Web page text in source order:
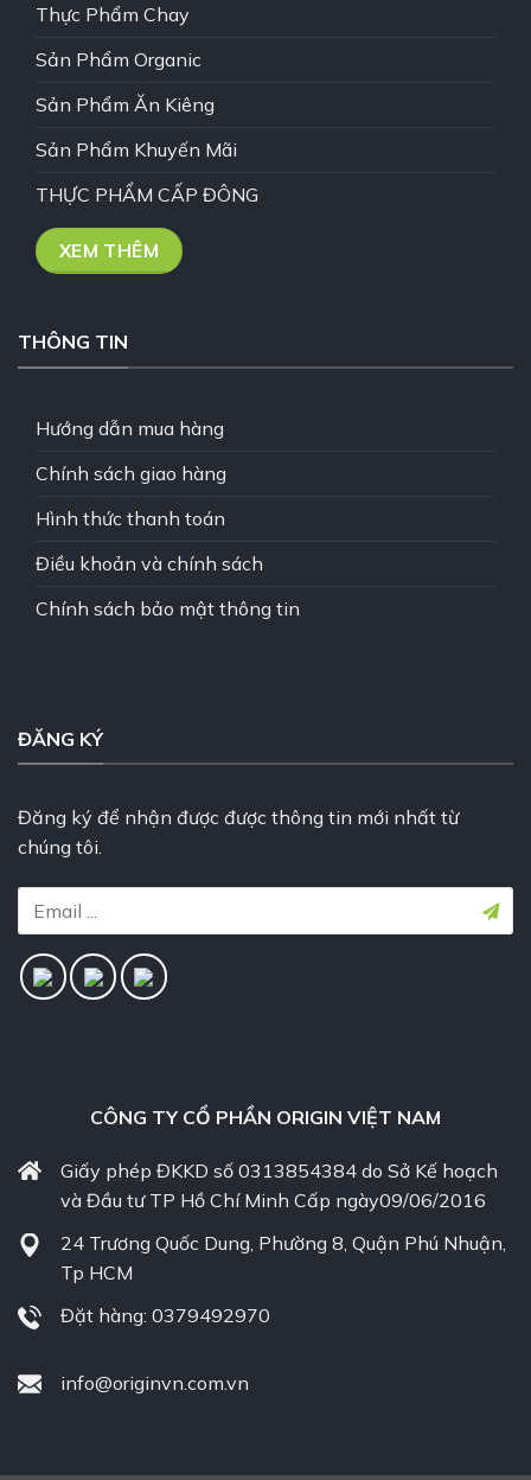
Thực Phẩm Chay
Sản Phẩm Organic
Sản Phẩm Ăn Kiêng
Sản Phẩm Khuyến Mãi
THỰC PHẨM CẤP ĐÔNG
XEM THÊM
THÔNG TIN
Hướng dẫn mua hàng
Chính sách giao hàng
Hình thức thanh toán
Điều khoản và chính sách
Chính sách bảo mật thông tin
ĐĂNG KÝ
Đăng ký để nhận được được thông tin mới nhất từ
chúng tôi.
CÔNG TY CỔ PHẦN ORIGIN VIỆT NAM
Giấy phép ĐKKD số 0313854384 do Sở Kế hoạch
và Đầu tư TP Hồ Chí Minh Cấp ngày09/06/2016
24 Trương Quốc Dung, Phường 8, Quận Phú Nhuận,
Tp HCM
Đặt hàng: 0379492970
info@originvn.com.vn